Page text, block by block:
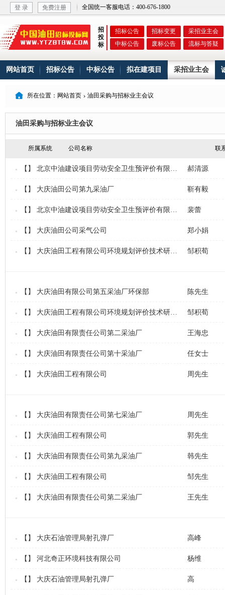
登 录 免费注册 全国统一客服电话：400-676-1800
招
投
标
招标公告 招标变更
采招业主会
中标公告
废标公告 流标与答疑
网站首页 招标公告 中标公告 拟在建项目 采招业主会
 所在位置：网站首页  油田采购与招标业主会议
油田采购与招标业主会议
所属系统 公司名称 联
【】 北京中油建设项目劳动安全卫生预评价有限公司 郝清源
【】 大庆油田公司第九采油厂 靳有毅
【】 北京中油建设项目劳动安全卫生预评价有限公司 裴蕾
【】 大庆油田公司采气公司 郑小娟
【】 大庆油田工程有限公司环境规划评价技术研究所 邹积荀
【】 大庆油田有限公司第五采油厂环保部 陈先生
【】 大庆油田工程有限公司环境规划评价技术研究所 邹积荀
【】 大庆油田有限责任公司第二采油厂 王海忠
【】 大庆油田有限责任公司第十采油厂 任女士
【】 大庆油田工程有限公司 周先生
【】 大庆油田有限责任公司第七采油厂 周先生
【】 大庆油田工程有限公司 郭先生
【】 大庆油田有限责任公司第九采油厂 韩先生
【】 大庆油田工程有限公司 邹先生
【】 大庆油田有限责任公司第二采油厂 王先生
【】 大庆石油管理局射孔弹厂 高峰
【】 河北奇正环境科技有限公司 杨维
【】 大庆石油管理局射孔弹厂 高